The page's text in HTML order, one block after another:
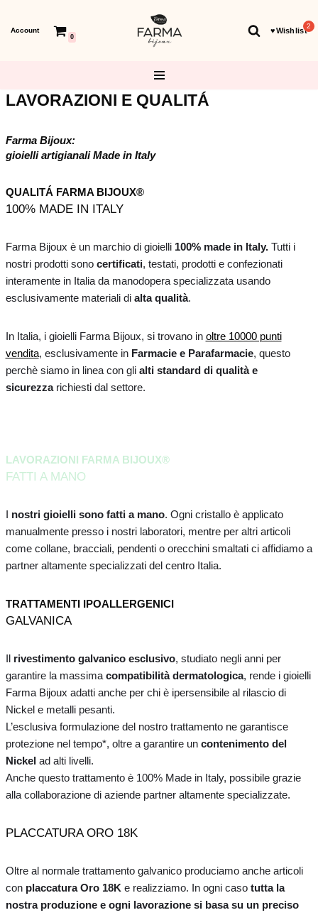
Account
0
♥︎Wishlist
LAVORAZIONI E QUALITÁ
Farma Bijoux:
gioielli artigianali Made in Italy
QUALITÁ FARMA BIJOUX®
100% MADE IN ITALY
Farma Bijoux è un marchio di gioielli 100% made in Italy.Tutti i
nostri prodotti sono certificati, testati, prodotti e confezionati
interamente in Italia da manodopera specializzata usando
esclusivamente materiali di alta qualità.
In Italia, i gioielli Farma Bijoux, si trovano in oltre 10000 punti
vendita, esclusivamente in Farmacie e Parafarmacie, questo
perchè siamo in linea con gli alti standard di qualità e
sicurezzarichiesti dal settore.
LAVORAZIONI FARMA BIJOUX®
FATTI A MANO
I nostri gioielli sono fatti a mano. Ogni cristallo è applicato
manualmente presso i nostri laboratori, mentre per altri articoli
come collane, bracciali, pendenti o orecchini smaltati ci affidiamo a
partner altamente specializzati del centro Italia.
TRATTAMENTI IPOALLERGENICI
GALVANICA
Il rivestimento galvanico esclusivo, studiato negli anni per
garantire la massima compatibilità dermatologica, rende i gioielli
Farma Bijoux adatti anche per chi è ipersensibile al rilascio di
Nickel e metalli pesanti.
L’esclusiva formulazione del nostro trattamento ne garantisce
protezione nel tempo*, oltre a garantire un contenimento del
Nickelad alti livelli.
Anche questo trattamento è 100% Made in Italy, possibile grazie
alla collaborazione di aziende partner altamente specializzate.
PLACCATURA ORO 18K
Oltre al normale trattamento galvanico produciamo anche articoli
con placcatura Oro 18K e realizziamo. In ogni caso tutta la
nostra produzione e ogni lavorazione si basa su un preciso